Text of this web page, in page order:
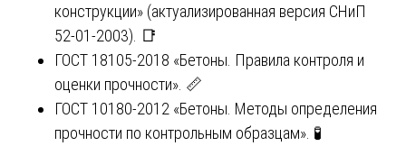
конструкции» (актуализированная версия СНиП
52-01-2003). 📑
ГОСТ 18105-2018 «Бетоны. Правила контроля и
оценки прочности». 📏
ГОСТ 10180-2012 «Бетоны. Методы определения
прочности по контрольным образцам». 🧪